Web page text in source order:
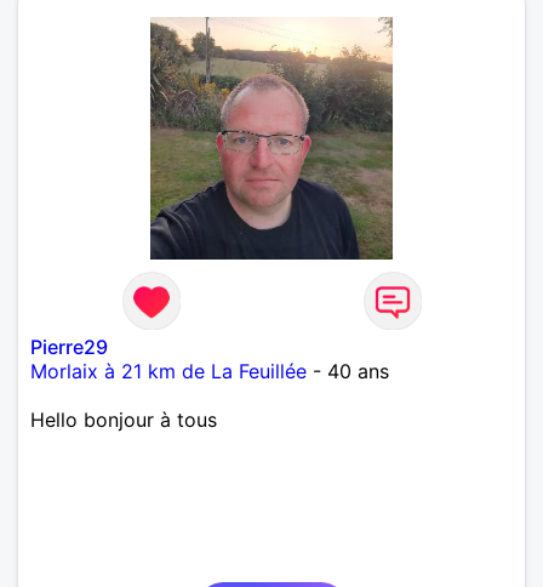
Pierre29
Morlaix à 21 km de La Feuillée - 40 ans
Hello bonjour à tous